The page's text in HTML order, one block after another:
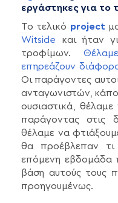
εργάστηκες για το
Το τελικό project
Witside και ήταν
τροφίμων.
επηρεάζουν
Οι παράγοντες
ανταγωνιστών,
ουσιαστικά,
παράγοντας στις
θέλαμε να
θα προέβλεπαν
επόμενη εβδομάδα
βάση αυτούς τους
προηγουμένως.